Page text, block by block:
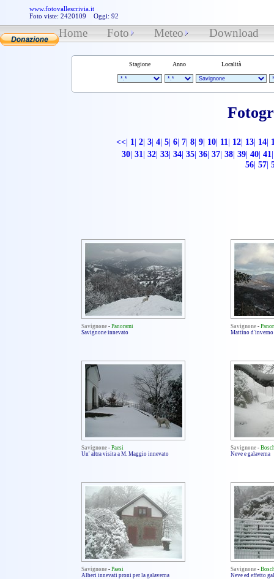
www.fotovallescrivia.it
Foto viste: 2420109 Oggi: 92
Home Foto Meteo Download
Stagione Anno Località
<< 1 2 3 4 5 6 7 8 9 10 11 12 13 14
30| 31| 32| 33| 34| 35| 36| 37| 38| 39| 40| 41|
56 57
Savignone - Panorami
Savignone innevato
Savignone -
Mattino d'inverno
Savignone - Paesi
Un' altra visita a M. Maggio innevato
Savignone -
Neve e galaverna
Savignone - Paesi
Alberi innevati proni per la galaverna
Savignone -
Neve ed effetto